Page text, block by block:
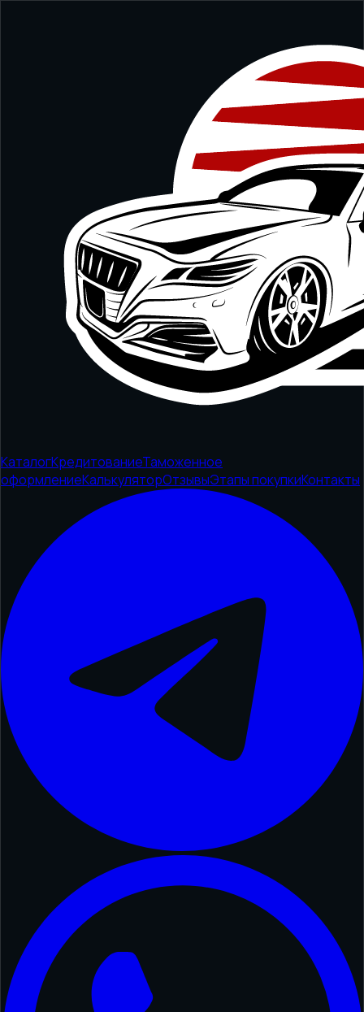
КаталогКредитованиеТаможенное
оформлениеКалькуляторОтзывыЭтапы покупкиКонтакты